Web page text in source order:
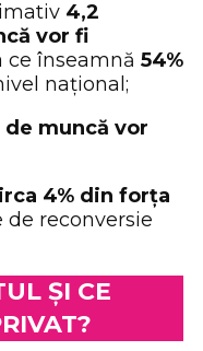
4,2
vor fi
ce înseamnă 54%
național;
muncă vor
4% din forța
de reconversie
ȘI CE
?